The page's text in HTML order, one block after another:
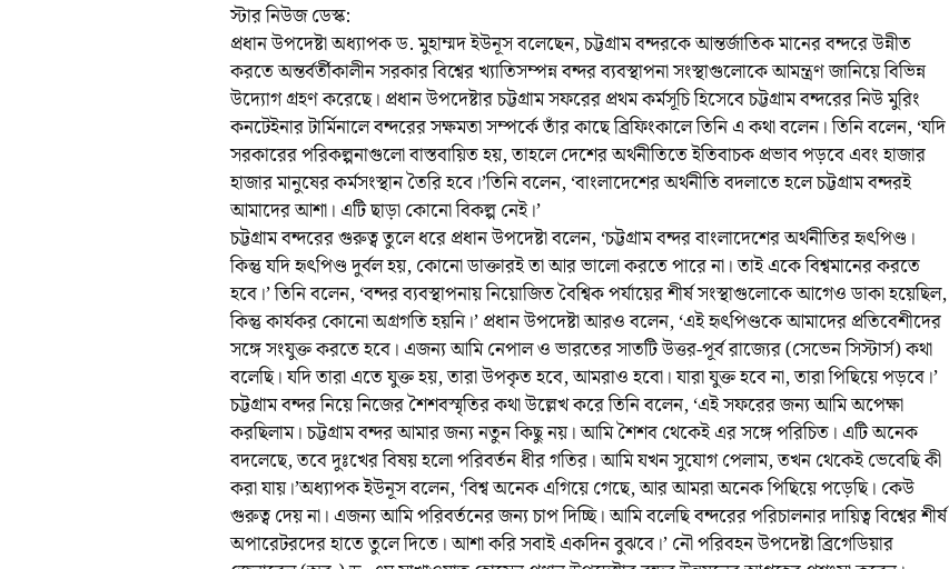
স্টার নিউজ ডেস্ক:
প্রধান উপদেষ্টা অধ্যাপক ড. মুহাম্মদ ইউনূস বলেছেন, চট্টগ্রাম বন্দরকে আন্তর্জাতিক মানের বন্দরে উন্নীত
করতে অন্তর্বর্তীকালীন সরকার বিশ্বের খ্যাতিসম্পন্ন বন্দর ব্যবস্থাপনা সংস্থাগুলোকে আমন্ত্রণ জানিয়ে বিভিন্ন
উদ্যোগ গ্রহণ করেছে। প্রধান উপদেষ্টার চট্টগ্রাম সফরের প্রথম কর্মসূচি হিসেবে চট্টগ্রাম বন্দরের নিউ মুরিং
কনটেইনার টার্মিনালে বন্দরের সক্ষমতা সম্পর্কে তাঁর কাছে ব্রিফিংকালে তিনি এ কথা বলেন। তিনি বলেন, ‘যদি
সরকারের পরিকল্পনাগুলো বাস্তবায়িত হয়, তাহলে দেশের অর্থনীতিতে ইতিবাচক প্রভাব পড়বে এবং হাজার
হাজার মানুষের কর্মসংস্থান তৈরি হবে।’তিনি বলেন, ‘বাংলাদেশের অর্থনীতি বদলাতে হলে চট্টগ্রাম বন্দরই
আমাদের আশা। এটি ছাড়া কোনো বিকল্প নেই।’
চট্টগ্রাম বন্দরের গুরুত্ব তুলে ধরে প্রধান উপদেষ্টা বলেন, ‘চট্টগ্রাম বন্দর বাংলাদেশের অর্থনীতির হৃৎপিণ্ড।
কিন্তু যদি হৃৎপিণ্ড দুর্বল হয়, কোনো ডাক্তারই তা আর ভালো করতে পারে না। তাই একে বিশ্বমানের করতে
হবে।’ তিনি বলেন, ‘বন্দর ব্যবস্থাপনায় নিয়োজিত বৈশ্বিক পর্যায়ের শীর্ষ সংস্থাগুলোকে আগেও ডাকা হয়েছিল,
কিন্তু কার্যকর কোনো অগ্রগতি হয়নি।’ প্রধান উপদেষ্টা আরও বলেন, ‘এই হৃৎপিণ্ডকে আমাদের প্রতিবেশীদের
সঙ্গে সংযুক্ত করতে হবে। এজন্য আমি নেপাল ও ভারতের সাতটি উত্তর-পূর্ব রাজ্যের (সেভেন সিস্টার্স) কথা
বলেছি। যদি তারা এতে যুক্ত হয়, তারা উপকৃত হবে, আমরাও হবো। যারা যুক্ত হবে না, তারা পিছিয়ে পড়বে।’
চট্টগ্রাম বন্দর নিয়ে নিজের শৈশবস্মৃতির কথা উল্লেখ করে তিনি বলেন, ‘এই সফরের জন্য আমি অপেক্ষা
করছিলাম। চট্টগ্রাম বন্দর আমার জন্য নতুন কিছু নয়। আমি শৈশব থেকেই এর সঙ্গে পরিচিত। এটি অনেক
বদলেছে, তবে দুঃখের বিষয় হলো পরিবর্তন ধীর গতির। আমি যখন সুযোগ পেলাম, তখন থেকেই ভেবেছি কী
করা যায়।’অধ্যাপক ইউনূস বলেন, ‘বিশ্ব অনেক এগিয়ে গেছে, আর আমরা অনেক পিছিয়ে পড়েছি। কেউ
গুরুত্ব দেয় না। এজন্য আমি পরিবর্তনের জন্য চাপ দিচ্ছি। আমি বলেছি বন্দরের পরিচালনার দায়িত্ব বিশ্বের শীর্ষ
অপারেটরদের হাতে তুলে দিতে। আশা করি সবাই একদিন বুঝবে।’ নৌ পরিবহন উপদেষ্টা ব্রিগেডিয়ার